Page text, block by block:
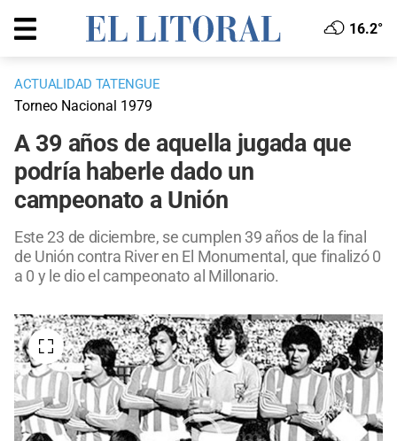
16.2°
ACTUALIDAD TATENGUE
Torneo Nacional 1979
A 39 años de aquella jugada que
podría haberle dado un
campeonato a Unión
Este 23 de diciembre, se cumplen 39 años de la final
de Unión contra River en El Monumental, que finalizó 0
a 0 y le dio el campeonato al Millonario.